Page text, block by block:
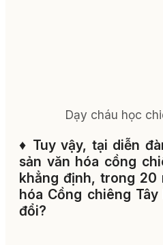
Dạy cháu học
♦ Tuy vậy, tại diễn
sản văn hóa cồng
khẳng định, trong 20
hóa Cồng chiêng
đổi?